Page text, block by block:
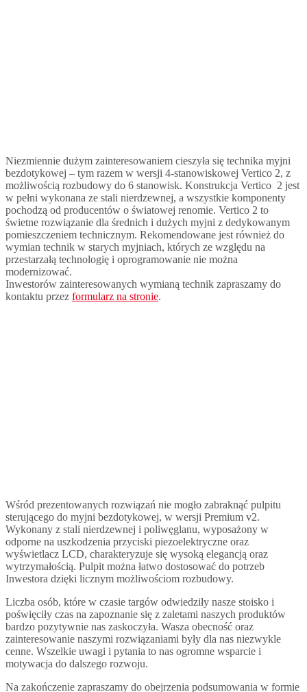
Niezmiennie dużym zainteresowaniem cieszyła się technika myjni
bezdotykowej – tym razem w wersji 4-stanowiskowej Vertico 2, z
możliwością rozbudowy do 6 stanowisk. Konstrukcja Vertico 2 jest
w pełni wykonana ze stali nierdzewnej, a wszystkie komponenty
pochodzą od producentów o światowej renomie. Vertico 2 to
świetne rozwiązanie dla średnich i dużych myjni z dedykowanym
pomieszczeniem technicznym. Rekomendowane jest również do
wymian technik w starych myjniach, których ze względu na
przestarzałą technologię i oprogramowanie nie można
modernizować.
Inwestorów zainteresowanych wymianą technik zapraszamy do
kontaktu przez formularz na stronie.
Wśród prezentowanych rozwiązań nie mogło zabraknąć pulpitu
sterującego do myjni bezdotykowej, w wersji Premium v2.
Wykonany z stali nierdzewnej i poliwęglanu, wyposażony w
odporne na uszkodzenia przyciski piezoelektryczne oraz
wyświetlacz LCD, charakteryzuje się wysoką elegancją oraz
wytrzymałością. Pulpit można łatwo dostosować do potrzeb
Inwestora dzięki licznym możliwościom rozbudowy.
Liczba osób, które w czasie targów odwiedziły nasze stoisko i
poświęciły czas na zapoznanie się z zaletami naszych produktów
bardzo pozytywnie nas zaskoczyła. Wasza obecność oraz
zainteresowanie naszymi rozwiązaniami były dla nas niezwykle
cenne. Wszelkie uwagi i pytania to nas ogromne wsparcie i
motywacja do dalszego rozwoju.
Na zakończenie zapraszamy do obejrzenia podsumowania w formie